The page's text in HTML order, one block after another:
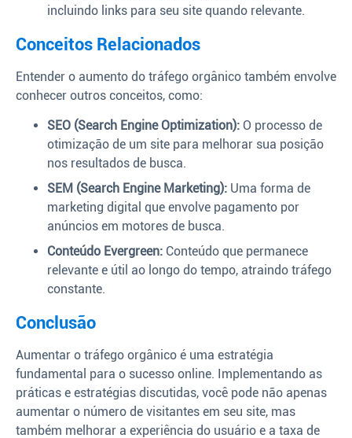
incluindo links para seu site quando relevante.
Conceitos Relacionados
Entender o aumento do tráfego orgânico também envolve
conhecer outros conceitos, como:
SEO (Search Engine Optimization): O processo de
otimização de um site para melhorar sua posição
nos resultados de busca.
SEM (Search Engine Marketing): Uma forma de
marketing digital que envolve pagamento por
anúncios em motores de busca.
Conteúdo Evergreen: Conteúdo que permanece
relevante e útil ao longo do tempo, atraindo tráfego
constante.
Conclusão
Aumentar o tráfego orgânico é uma estratégia
fundamental para o sucesso online. Implementando as
práticas e estratégias discutidas, você pode não apenas
aumentar o número de visitantes em seu site, mas
também melhorar a experiência do usuário e a taxa de